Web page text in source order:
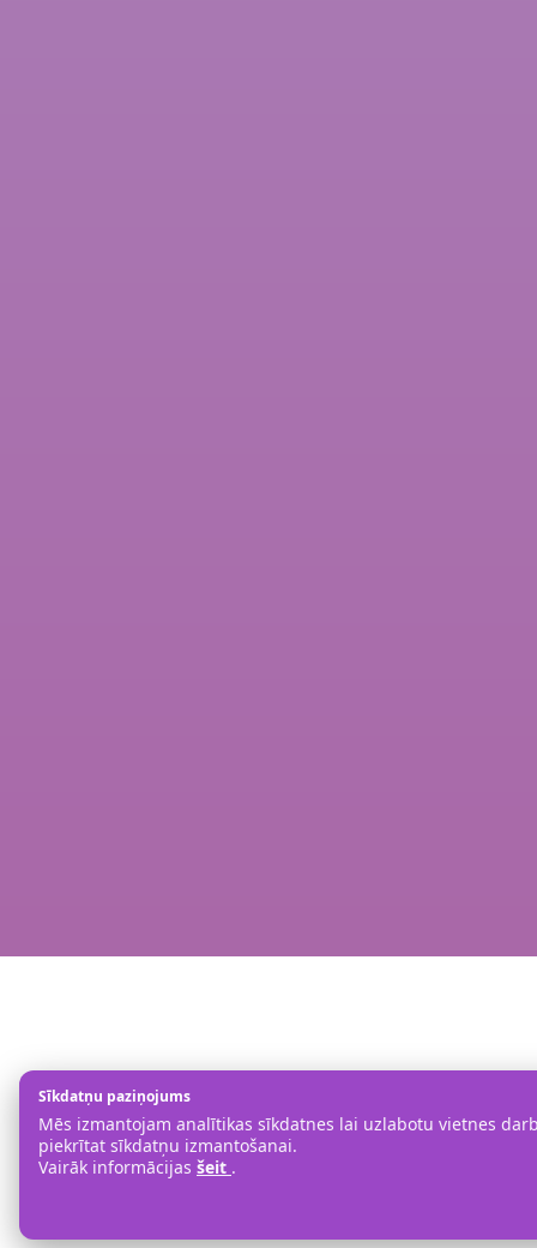
Sīkdatņu paziņojums
Mēs izmantojam analītikas sīkdatnes lai uzlabotu vietnes
piekrītat sīkdatņu izmantošanai.
Vairāk informācijas šeit .